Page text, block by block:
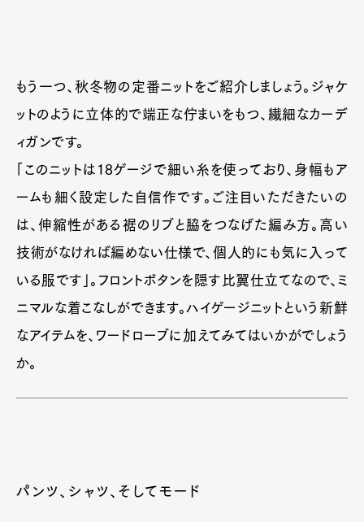
もう一つ、秋冬物の定番ニットをご紹介しましょう。ジャケ
ットのように立体的で端正な佇まいをもつ、繊細なカーデ
ィガンです。
「このニットは18ゲージで細い糸を使っており、身幅もア
ームも細く設定した自信作です。ご注目いただきたいの
は、伸縮性がある裾のリブと脇をつなげた編み方。高い
技術がなければ編めない仕様で、個人的にも気に入って
いる服です」。フロントボタンを隠す比翼仕立てなので、ミ
ニマルな着こなしができます。ハイゲージニットという新鮮
なアイテムを、ワードローブに加えてみてはいかがでしょう
か。
パンツ、シャツ、そしてモード